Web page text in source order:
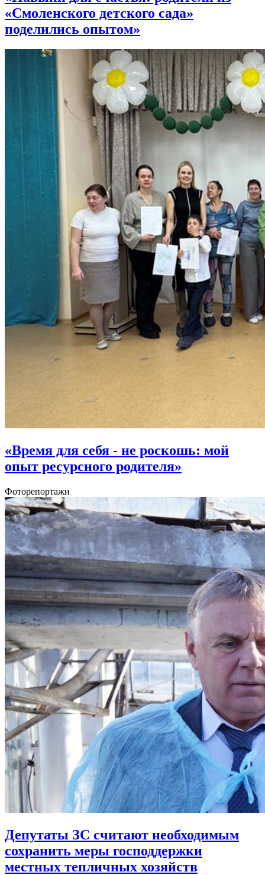
«Смоленского детского сада»
поделились опытом»
«Время для себя - не роскошь: мой
опыт ресурсного родителя»
Фоторепортажи
Депутаты ЗС считают необходимым
сохранить меры господдержки
местных тепличных хозяйств